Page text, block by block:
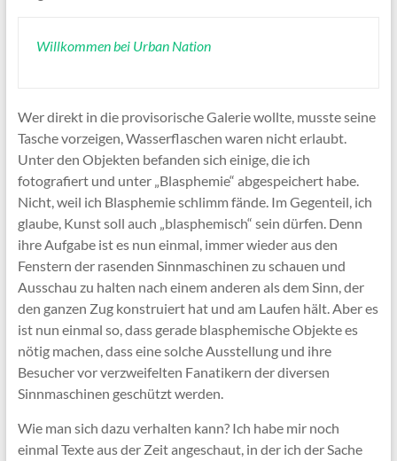
Willkommen bei Urban Nation
Wer direkt in die provisorische Galerie wollte, musste seine
Tasche vorzeigen, Wasserflaschen waren nicht erlaubt.
Unter den Objekten befanden sich einige, die ich
fotografiert und unter „Blasphemie“ abgespeichert habe.
Nicht, weil ich Blasphemie schlimm fände. Im Gegenteil, ich
glaube, Kunst soll auch „blasphemisch“ sein dürfen. Denn
ihre Aufgabe ist es nun einmal, immer wieder aus den
Fenstern der rasenden Sinnmaschinen zu schauen und
Ausschau zu halten nach einem anderen als dem Sinn, der
den ganzen Zug konstruiert hat und am Laufen hält. Aber es
ist nun einmal so, dass gerade blasphemische Objekte es
nötig machen, dass eine solche Ausstellung und ihre
Besucher vor verzweifelten Fanatikern der diversen
Sinnmaschinen geschützt werden.
Wie man sich dazu verhalten kann? Ich habe mir noch
einmal Texte aus der Zeit angeschaut, in der ich der Sache